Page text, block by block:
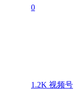
0
1.2K 视频号